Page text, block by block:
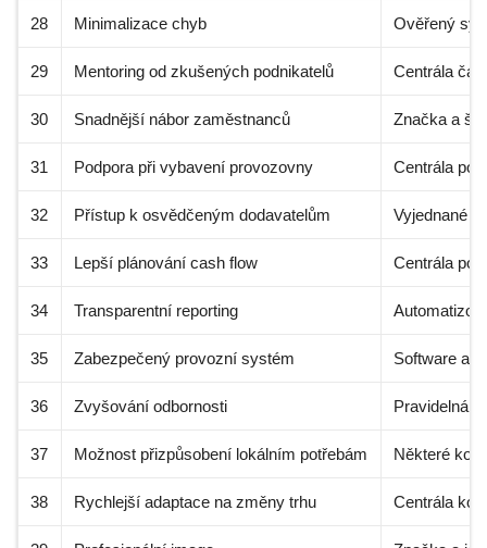
28 Minimalizace chyb Ověřený
29 Mentoring od zkušených podnikatelů Centrála
30 Snadnější nábor zaměstnanců Značka a
31 Podpora při vybavení provozovny Centrála
32 Přístup k osvědčeným dodavatelům Vyjednané
33 Lepší plánování cash flow Centrála
34 Transparentní reporting
35 Zabezpečený provozní systém Software a
36 Zvyšování odbornosti Pravidelná
37 Možnost přizpůsobení lokálním potřebám Některé
38 Rychlejší adaptace na změny trhu Centrála